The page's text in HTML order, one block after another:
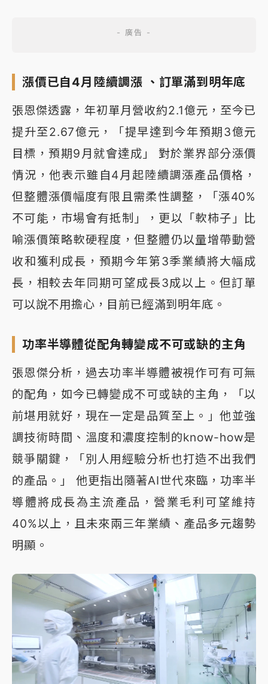
漲價已自4月陸續調漲 、訂單滿到明年底
張恩傑透露，年初單月營收約2.1億元，至今已
提升至2.67億元，「提早達到今年預期3億元
目標，預期9月就會達成」 對於業界部分漲價
情況，他表示雖自4月起陸續調漲產品價格，
但整體漲價幅度有限且需柔性調整，「漲40%
不可能，市場會有抵制」，更以「軟柿子」比
喻漲價策略軟硬程度，但整體仍以量增帶動營
收和獲利成長，預期今年第3季業績將大幅成
長，相較去年同期可望成長3成以上。但訂單
可以說不用擔心，目前已經滿到明年底。
功率半導體從配角轉變成不可或缺的主角
張恩傑分析，過去功率半導體被視作可有可無
的配角，如今已轉變成不可或缺的主角，「以
前堪用就好，現在一定是品質至上。」他並強
調技術時間、溫度和濃度控制的know-how是
競爭關鍵，「別人用經驗分析也打造不出我們
的產品。」 他更指出隨著AI世代來臨，功率半
導體將成長為主流產品，營業毛利可望維持
40%以上，且未來兩三年業績、產品多元趨勢
明顯。